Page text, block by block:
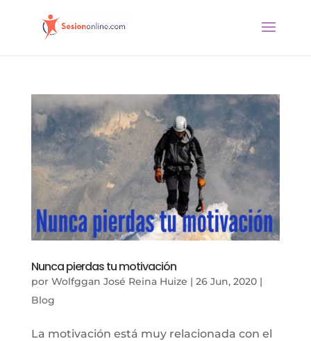
Nunca pierdas tu motivación
por Wolfggan José Reina Huize | 26 Jun, 2020|
Blog
La motivación está muy relacionada con el